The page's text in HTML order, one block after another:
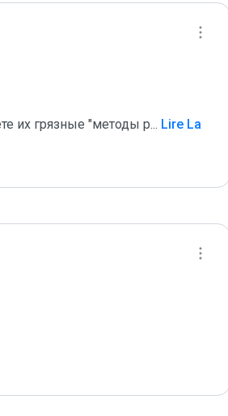
их грязные "методы р... Lire La